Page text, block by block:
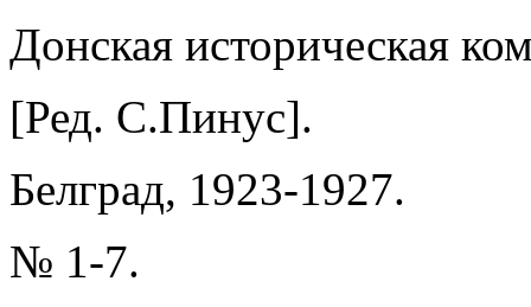
Донская историческая
[Ред. С.Пинус].
Белград, 1923-1927.
№ 1-7.